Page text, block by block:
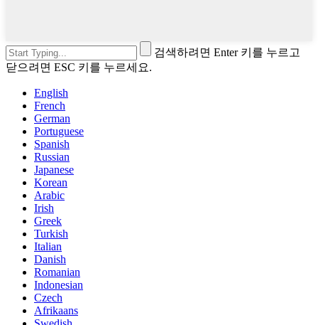
검색하려면 Enter 키를 누르고
닫으려면 ESC 키를 누르세요.
English
French
German
Portuguese
Spanish
Russian
Japanese
Korean
Arabic
Irish
Greek
Turkish
Italian
Danish
Romanian
Indonesian
Czech
Afrikaans